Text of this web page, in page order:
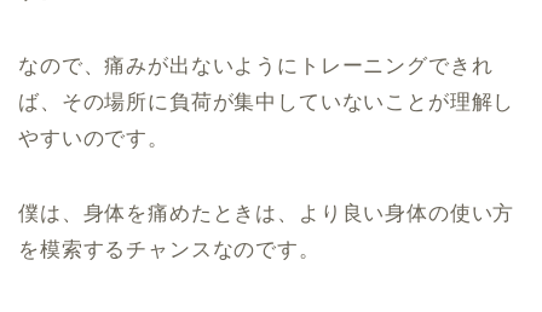
なので、痛みが出ないようにトレーニングできれ
ば、その場所に負荷が集中していないことが理解し
やすいのです。
僕は、身体を痛めたときは、より良い身体の使い方
を模索するチャンスなのです。